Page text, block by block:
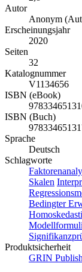
Autor
Anonym
Erscheinungsjahr
2020
Seiten
32
Katalognummer
V1134656
ISBN (eBook)
ISBN (Buch)
Sprache
Deutsch
Schlagworte
Skalen
Bedingter
Produktsicherheit
GRIN